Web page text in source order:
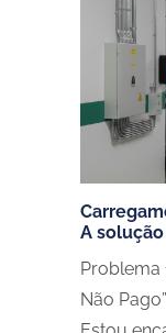
A
Problema
Não